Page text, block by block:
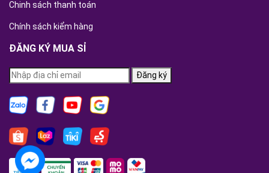
Chinh sách thanh toán
Chính sách kiểm hàng
ĐĂNG KÝ MUA SỈ
Đăng ký